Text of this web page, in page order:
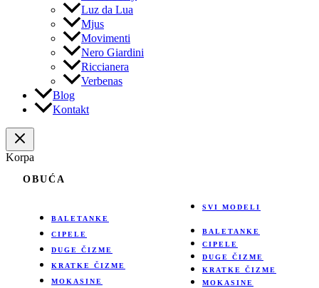
Luz da Lua
Mjus
Movimenti
Nero Giardini
Riccianera
Verbenas
Blog
Kontakt
Korpa
OBUĆA
BALETANKE
CIPELE
DUGE ČIZME
KRATKE ČIZME
MOKASINE
SVI MODELI
BALETANKE
CIPELE
DUGE ČIZME
KRATKE ČIZME
MOKASINE